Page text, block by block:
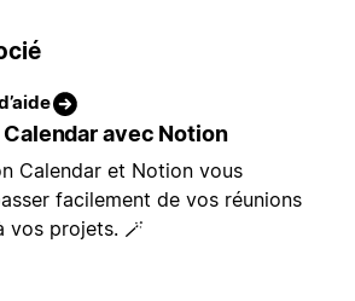
avec Notion
Calendar et Notion vous
facilement de vos réunions
vos projets. 🪄